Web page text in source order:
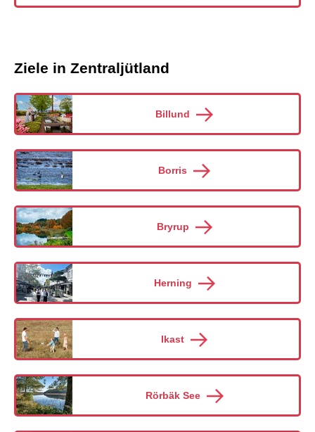
Ziele in Zentraljütland
Billund
Borris
Bryrup
Herning
Ikast
Rörbäk See